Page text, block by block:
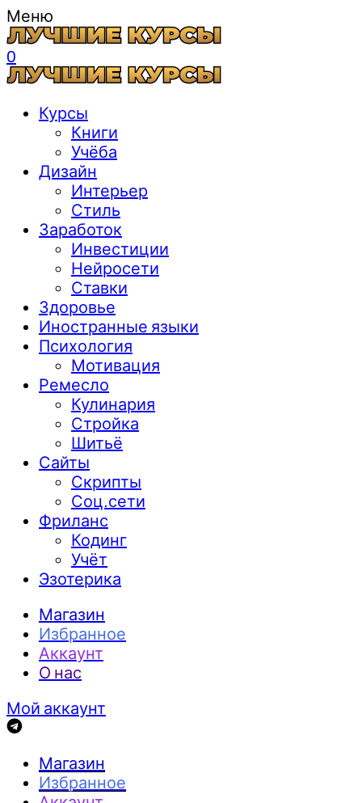
Меню
0
Курсы
Книги
Учёба
Дизайн
Интерьер
Стиль
Заработок
Инвестиции
Нейросети
Ставки
Здоровье
Иностранные языки
Психология
Мотивация
Ремесло
Кулинария
Стройка
Шитьё
Сайты
Скрипты
Соц.сети
Фриланс
Кодинг
Учёт
Эзотерика
Магазин
Избранное
Аккаунт
О нас
Мой аккаунт
Магазин
Избранное